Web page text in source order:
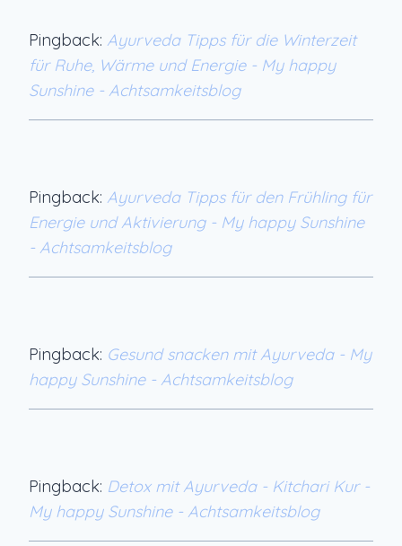
Pingback: Ayurveda Tipps für die Winterzeit
für Ruhe, Wärme und Energie - My happy
Sunshine - Achtsamkeitsblog
Pingback: Ayurveda Tipps für den Frühling für
Energie und Aktivierung - My happy Sunshine
- Achtsamkeitsblog
Pingback: Gesund snacken mit Ayurveda - My
happy Sunshine - Achtsamkeitsblog
Pingback: Detox mit Ayurveda - Kitchari Kur -
My happy Sunshine - Achtsamkeitsblog